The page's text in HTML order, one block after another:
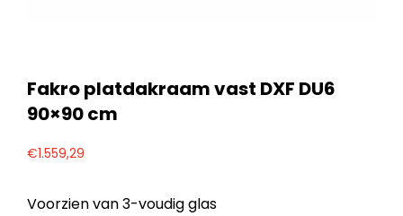
Fakro platdakraam vast DXF DU6
90×90 cm
€1.559,29
Voorzien van 3-voudig glas